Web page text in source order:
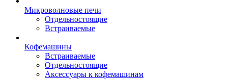
Микроволновые печи
Отдельностоящие
Встраиваемые
Кофемашины
Встраиваемые
Отдельностоящие
Аксессуары к кофемашинам